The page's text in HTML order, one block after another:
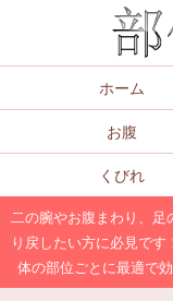
ホーム
お腹
くびれ
二の腕やお腹まわり、
り戻したい方に必見です
体の部位ごとに最適で